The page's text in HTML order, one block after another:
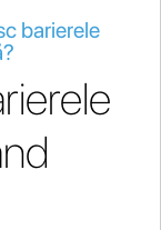
barierele